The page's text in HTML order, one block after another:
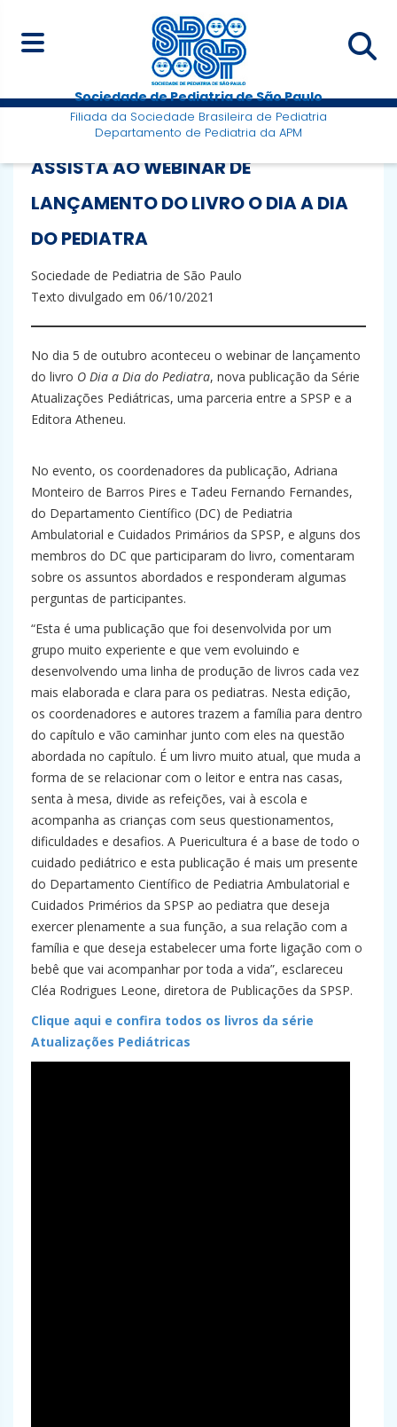
Sociedade de Pediatria de São Paulo
Filiada da Sociedade Brasileira de Pediatria
Departamento de Pediatria da APM
ASSISTA AO WEBINAR DE
LANÇAMENTO DO LIVRO O DIA A DIA
DO PEDIATRA
Sociedade de Pediatria de São Paulo
Texto divulgado em 06/10/2021
No dia 5 de outubro aconteceu o webinar de lançamento
do livro O Dia a Dia do Pediatra, nova publicação da Série
Atualizações Pediátricas, uma parceria entre a SPSP e a
Editora Atheneu.
No evento, os coordenadores da publicação, Adriana
Monteiro de Barros Pires e Tadeu Fernando Fernandes,
do Departamento Científico (DC) de Pediatria
Ambulatorial e Cuidados Primários da SPSP, e alguns dos
membros do DC que participaram do livro, comentaram
sobre os assuntos abordados e responderam algumas
perguntas de participantes.
“Esta é uma publicação que foi desenvolvida por um
grupo muito experiente e que vem evoluindo e
desenvolvendo uma linha de produção de livros cada vez
mais elaborada e clara para os pediatras. Nesta edição,
os coordenadores e autores trazem a família para dentro
do capítulo e vão caminhar junto com eles na questão
abordada no capítulo. É um livro muito atual, que muda a
forma de se relacionar com o leitor e entra nas casas,
senta à mesa, divide as refeições, vai à escola e
acompanha as crianças com seus questionamentos,
dificuldades e desafios. A Puericultura é a base de todo o
cuidado pediátrico e esta publicação é mais um presente
do Departamento Científico de Pediatria Ambulatorial e
Cuidados Primérios da SPSP ao pediatra que deseja
exercer plenamente a sua função, a sua relação com a
família e que deseja estabelecer uma forte ligação com o
bebê que vai acompanhar por toda a vida”, esclareceu
Cléa Rodrigues Leone, diretora de Publicações da SPSP.
Clique aqui e confira todos os livros da série
Atualizações Pediátricas